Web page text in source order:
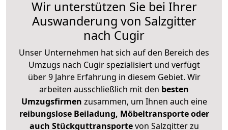
Wir unterstützen Sie bei Ihrer
Auswanderung von Salzgitter
nach Cugir
Unser Unternehmen hat sich auf den Bereich des
Umzugs nach Cugir spezialisiert und verfügt
über 9 Jahre Erfahrung in diesem Gebiet. Wir
arbeiten ausschließlich mit den besten
Umzugsfirmen zusammen, um Ihnen auch eine
reibungslose Beiladung, Möbeltransporte oder
auch Stückguttransportevon Salzgitter zu